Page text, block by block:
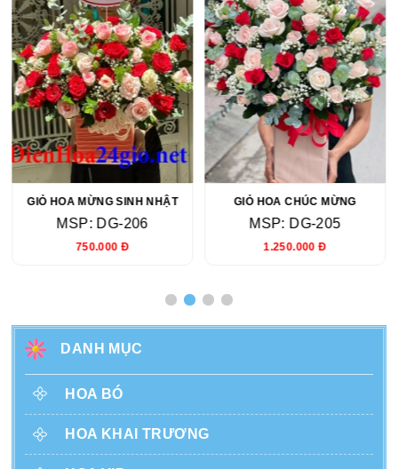
GIỎ HOA MỪNG SINH NHẬT
MSP: DG-206
750.000 Đ
GIỎ HOA CHÚC MỪNG
MSP: DG-205
1.250.000 Đ
DANH MỤC
HOA BÓ
HOA KHAI TRƯƠNG